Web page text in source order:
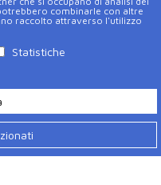
combinarle con altre
raccolto attraverso l'utilizzo
Statistiche